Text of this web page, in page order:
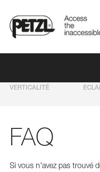
VERTICALITÉ
FAQ
Si vous n'avez pas trouvé